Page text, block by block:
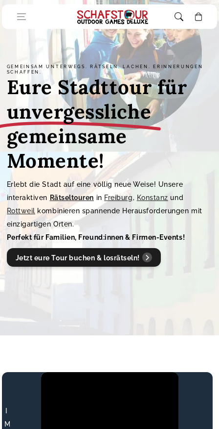
springen
Warenkorb
GEMEINSAM UNTERWEGS. RÄTSELN. LACHEN. ERINNERUNGEN
SCHAFFEN.
Eure Stadttour für
unvergessliche
gemeinsame
Momente!
Erlebt die Stadt auf eine völlig neue Weise! Unsere
interaktiven Rätseltouren in Freiburg, Konstanz und
Rottweil kombinieren spannende Herausforderungen mit
einzigartigen Orten.
Perfekt für Familien, Freund:innen & Firmen-Events!
Jetzt eure Tour buchen & losrätseln!
I
M